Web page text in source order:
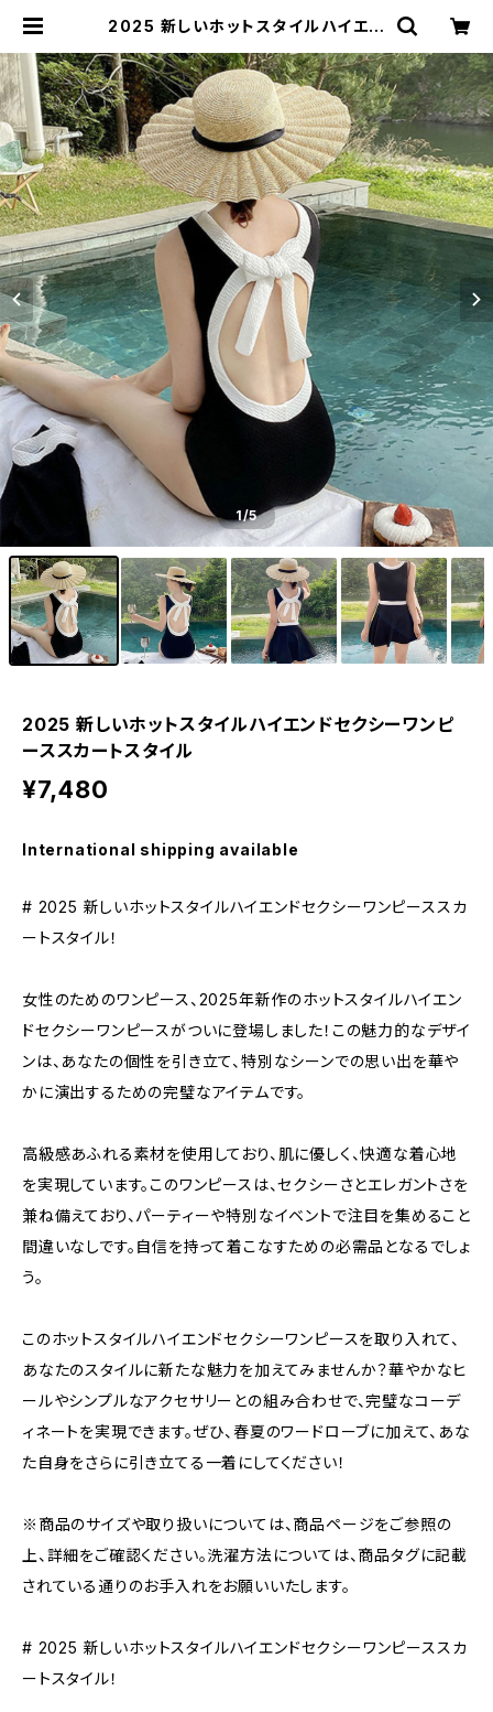
2025 新しいホットスタイルハイエン
ル | signal 日本未入荷勢揃い！全品
送料無料です♪
1/5
2025 新しいホットスタイルハイエンドセクシーワンピ
ーススカートスタイル
¥7,480
International shipping available
# 2025 新しいホットスタイルハイエンドセクシーワンピーススカ
ートスタイル！
女性のためのワンピース、2025年新作のホットスタイルハイエン
ドセクシーワンピースがついに登場しました！この魅力的なデザイ
ンは、あなたの個性を引き立て、特別なシーンでの思い出を華や
かに演出するための完璧なアイテムです。
高級感あふれる素材を使用しており、肌に優しく、快適な着心地
を実現しています。このワンピースは、セクシーさとエレガントさを
兼ね備えており、パーティーや特別なイベントで注目を集めること
間違いなしです。自信を持って着こなすための必需品となるでしょ
う。
このホットスタイルハイエンドセクシーワンピースを取り入れて、
あなたのスタイルに新たな魅力を加えてみませんか？華やかなヒ
ールやシンプルなアクセサリーとの組み合わせで、完璧なコーデ
ィネートを実現できます。ぜひ、春夏のワードローブに加えて、あな
た自身をさらに引き立てる一着にしてください！
※商品のサイズや取り扱いについては、商品ページをご参照の
上、詳細をご確認ください。洗濯方法については、商品タグに記載
されている通りのお手入れをお願いいたします。
# 2025 新しいホットスタイルハイエンドセクシーワンピーススカ
ートスタイル！